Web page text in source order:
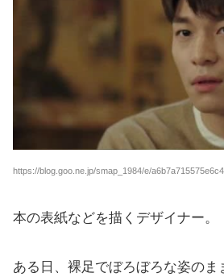
https://blog.goo.ne.jp/smap_1984/e/
本の表紙などを描くデザイナー。
ある日、裸足でぼろぼろな姿のま